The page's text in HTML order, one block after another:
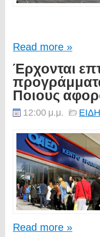
Read more »
Έρχονται
προγράμματα
Ποιους
12:00 μ.μ.
Read more »